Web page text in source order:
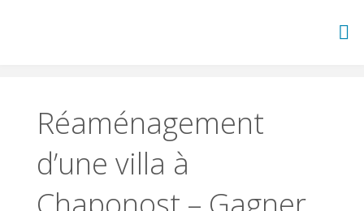
Réaménagement
d’une villa à